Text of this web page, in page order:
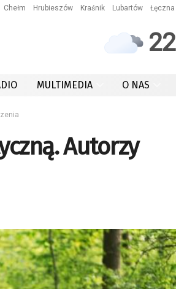
Chełm Hrubieszów Kraśnik Lubartów Łęczna
22
MULTIMEDIA O NAS
Autorzy